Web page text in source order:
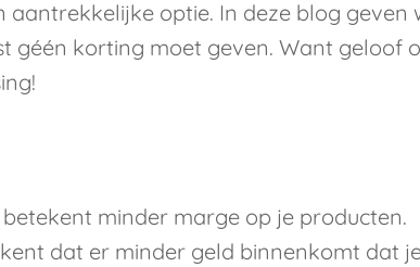
optie. In deze blog geven
géén korting moet geven. Want geloof
minder marge op je producten.
dat er minder geld binnenkomt dat